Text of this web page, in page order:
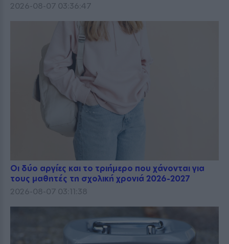
2026-08-07 03:36:47
Οι δύο αργίες και το τριήμερο που χάνονται για
τους μαθητές τη σχολική χρονιά 2026-2027
2026-08-07 03:11:38